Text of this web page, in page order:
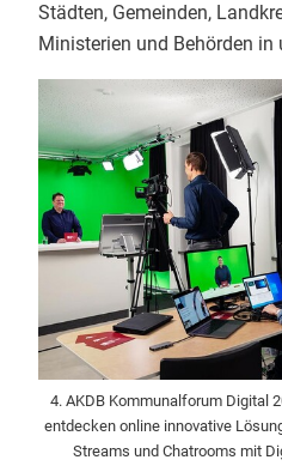
Städten, Gemeinden,
Ministerien und Behörden
4. AKDB Kommunalforum Digital
entdecken online innovative
Streams und Chatrooms mit